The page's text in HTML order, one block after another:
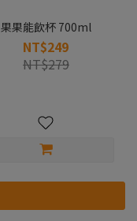
果果能飲杯 700ml
NT$249
NT$279